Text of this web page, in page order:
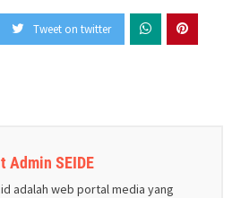
Tweet on twitter
Admin SEIDE
adalah web portal media yang